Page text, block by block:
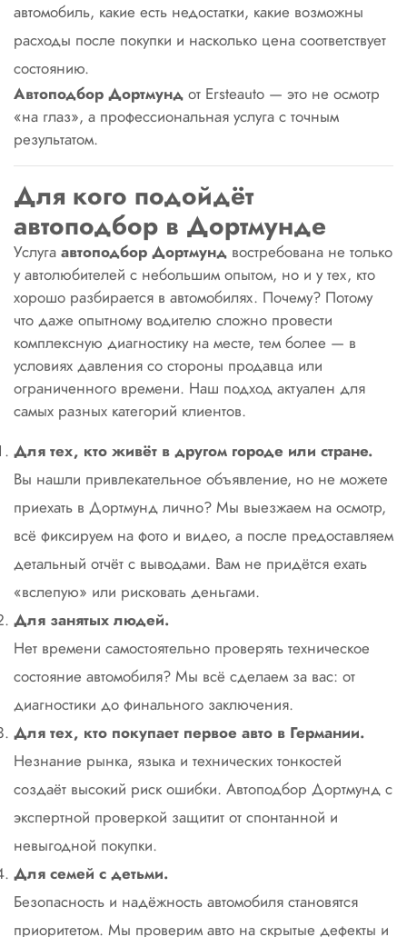
автомобиль, какие есть недостатки, какие возможны
расходы после покупки и насколько цена соответствует
состоянию.
Автоподбор Дортмунд от Ersteauto — это не осмотр
«на глаз», а профессиональная услуга с точным
результатом.
Для кого подойдёт
автоподбор в Дортмунде
Услуга автоподбор Дортмунд востребована не только
у автолюбителей с небольшим опытом, но и у тех, кто
хорошо разбирается в автомобилях. Почему? Потому
что даже опытному водителю сложно провести
комплексную диагностику на месте, тем более — в
условиях давления со стороны продавца или
ограниченного времени. Наш подход актуален для
самых разных категорий клиентов.
Для тех, кто живёт в другом городе или стране.
Вы нашли привлекательное объявление, но не можете
приехать в Дортмунд лично? Мы выезжаем на осмотр,
всё фиксируем на фото и видео, а после предоставляем
детальный отчёт с выводами. Вам не придётся ехать
«вслепую» или рисковать деньгами.
Для занятых людей.
Нет времени самостоятельно проверять техническое
состояние автомобиля? Мы всё сделаем за вас: от
диагностики до финального заключения.
Для тех, кто покупает первое авто в Германии.
Незнание рынка, языка и технических тонкостей
создаёт высокий риск ошибки. Автоподбор Дортмунд с
экспертной проверкой защитит от спонтанной и
невыгодной покупки.
Для семей с детьми.
Безопасность и надёжность автомобиля становятся
приоритетом. Мы проверим авто на скрытые дефекты и